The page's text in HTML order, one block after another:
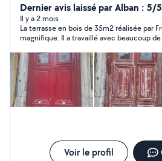
de cuisine, Fabrication de
terrasse, ossature bois et isolation
aménagements intérieurs
Dernier avis laissé par Alban : 5/5
Il y a 2 mois
La terrasse en bois de 35m2 réalisée par
magnifique. Il a travaillé avec beaucoup
sont très robustes et la matériel utilisé
qualité. Il a livré en temps et en heure et
agréable. Un vrai artisan du bois que je
Voir le profil